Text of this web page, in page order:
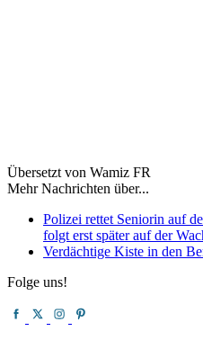
Übersetzt von Wamiz FR
Mehr Nachrichten über...
Polizei rettet Seniorin auf
folgt erst später auf der
Verdächtige Kiste in den
Folge uns!